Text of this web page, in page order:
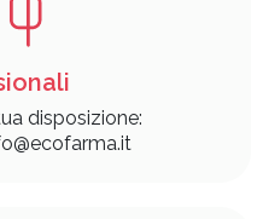
disposizione: